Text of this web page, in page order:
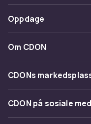
Spor pakke
Angre & returner her
Kontakt oss
Betaling
Levering
Tilbakekallinger
Oppdage
Kategorier
Varemerker
Om CDON
Om oss
Kundeanmeldelser
Jobbe på CDON
CDONs
Merchant Help
CDON på sosiale